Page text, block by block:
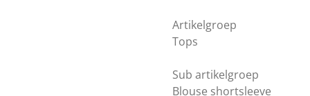
Artikelgroep
Tops
Sub artikelgroep
Blouse shortsleeve